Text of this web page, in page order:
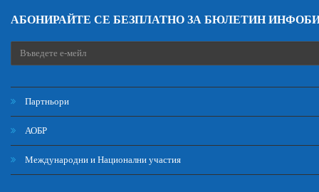
АБОНИРАЙТЕ СЕ БЕЗПЛАТНО ЗА БЮЛЕТИН
Партньори
АОБР
Международни и Национални участия